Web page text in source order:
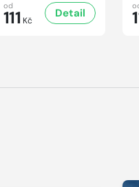
od
111 Kč
Detail